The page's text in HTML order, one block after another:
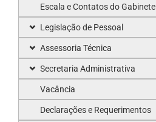
Escala e Contatos do Gabinete
Legislação de Pessoal
Assessoria Técnica
Secretaria Administrativa
Vacância
Declarações e Requerimentos